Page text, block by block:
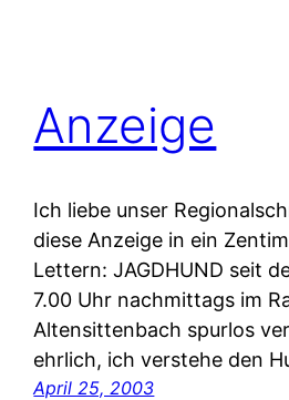
Anzeige
Ich liebe unser
diese Anzeige in ein
Lettern: JAGDHUND seit
7.00 Uhr nachmittags im
Altensittenbach spurlos
ehrlich, ich verstehe den
April 25, 2003